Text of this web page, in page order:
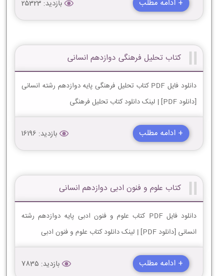
+ ادامه مطلب بازدید: 25323
کتاب تحلیل فرهنگی دوازدهم انسانی
دانلود فایل PDF کتاب تحلیل فرهنگی پایه دوازدهم رشته انسانی
[دانلود PDF] | لینک دانلود کتاب تحلیل فرهنگی
+ ادامه مطلب بازدید: 16196
کتاب علوم و فنون ادبی دوازدهم انسانی
دانلود فایل PDF کتاب علوم و فنون ادبی پایه دوازدهم رشته
انسانی [دانلود PDF] | لینک دانلود کتاب علوم و فنون ادبی
+ ادامه مطلب بازدید: 7835